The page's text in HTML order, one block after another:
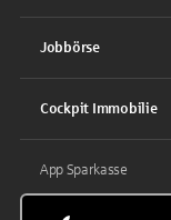
Jobbörse
Cockpit Immobilie
App Sparkasse